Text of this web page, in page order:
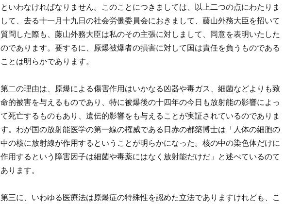
といわなければなりません。このことにつきましては、以上二つの点にわたりま
して、去る十一月十九日の社会労働委員会におきまして、藤山外務大臣を招いて
質問した際も、藤山外務大臣は私のその主張に対しまして、同意を表明いたした
のであります。要するに、原爆被爆者の損害に対して国は責任を負うものである
ことは明らかであります。
第二の理由は、原爆による傷害作用はいかなる凶器や毒ガス、細菌などよりも致
命的被害を与えるものであり、特に被爆後の十四年の今日も放射能の影響によっ
て死亡するものもあり、遺伝的影響をも与えることが実証されているのでありま
す。わが国の放射能医学の第一線の権威である日赤の都築博士は「人体の細胞の
中の核に放射線が作用するということが明らかになった。核の中の染色体だけに
作用するという障害因子は細菌や毒薬にはなく放射能だけだ」と述ぺているのて
あります。
第三に、いわゆる医療法は原爆症の特殊性を認めた立法でありますけれども、こ